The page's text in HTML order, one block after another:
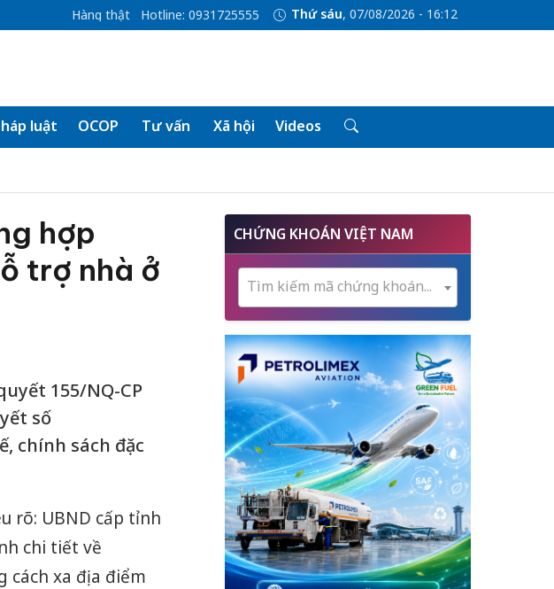
Hàng thật Hotline: 0931725555 Thứ sáu, 07/08/2026 - 16:12
luật OCOP Tư vấn Xã hội Videos
hợp
trợ nhà ở
155/NQ-CP
số
chính sách đặc
rõ: UBND cấp tỉnh
chi tiết về
cách xa địa điểm
CHỨNG KHOÁN VIỆT NAM
Tìm kiếm mã chứng khoán...